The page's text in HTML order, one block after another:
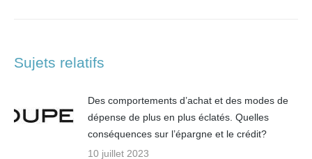
Sujets relatifs
Des comportements d’achat et des modes de
dépense de plus en plus éclatés. Quelles
conséquences sur l’épargne et le crédit?
10 juillet 2023